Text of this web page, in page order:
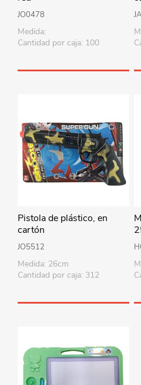
JO0478
Medida:
Cantidad por caja: 100
Pistola de plástico, en
cartón
JO5512
Medida: 26cm
Cantidad por caja: 312